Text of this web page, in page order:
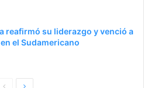
reafirmó su liderazgo y venció a
el Sudamericano